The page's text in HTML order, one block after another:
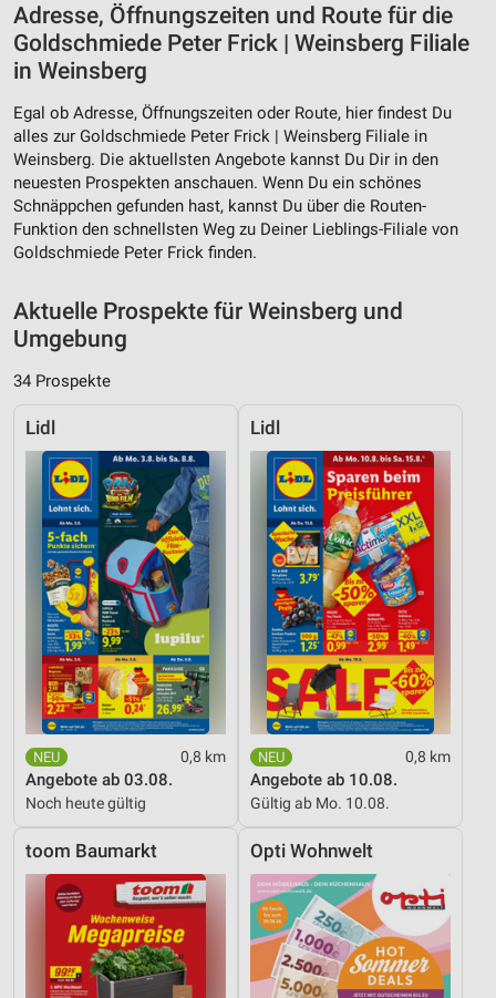
Adresse, Öffnungszeiten und Route für die
Goldschmiede Peter Frick | Weinsberg Filiale
in Weinsberg
Egal ob Adresse, Öffnungszeiten oder Route, hier findest Du
alles zur Goldschmiede Peter Frick | Weinsberg Filiale in
Weinsberg. Die aktuellsten Angebote kannst Du Dir in den
neuesten Prospekten anschauen. Wenn Du ein schönes
Schnäppchen gefunden hast, kannst Du über die Routen-
Funktion den schnellsten Weg zu Deiner Lieblings-Filiale von
Goldschmiede Peter Frick finden.
Aktuelle Prospekte für Weinsberg und
Umgebung
34 Prospekte
Lidl
0,8 km
Angebote ab 03.08.
Noch heute gültig
Lidl
0,8 km
Angebote ab 10.08.
Gültig ab Mo. 10.08.
toom Baumarkt Opti Wohnwelt